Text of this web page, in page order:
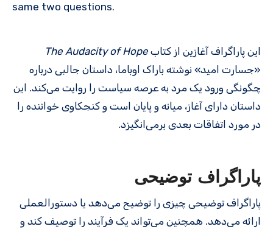
same two questions.
این پاراگراف آغازین از کتاب The Audacity of Hope
«جسارت امید» نوشته باراک اوباما، داستان جالبی درباره
چگونگی ورود یک مرد به عرصه سیاست را روایت می‌کند. این
داستان دارای آغاز، میانه و پایان است و کنجکاوی خواننده را
در مورد اتفاقات بعدی برمی‌انگیزد.
پاراگراف توضیحی
پاراگراف توضیحی چیزی را توضیح می‌دهد یا دستورالعملی
ارائه می‌دهد. همچنین می‌تواند یک فرآیند را توصیف کند و